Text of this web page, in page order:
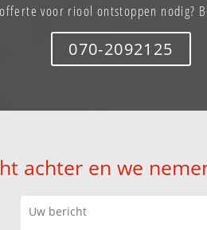
voor riool ontstoppen nodig?
070-2092125
achter en we